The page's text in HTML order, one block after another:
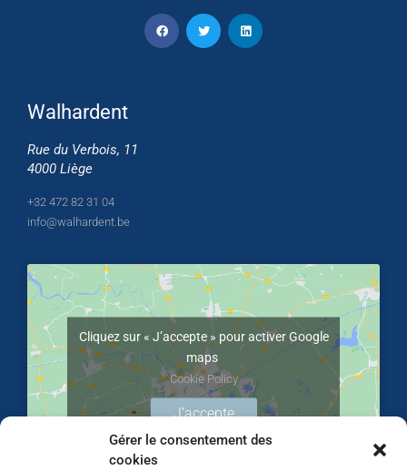
Gérer le consentement des
cookies
Walhardent
Rue du Verbois, 11
4000 Liège
+32 472 82 31 04
info@walhardent.be
Cliquez sur « J’accepte » pour activer Google
maps
Cookie Policy
J’accepte